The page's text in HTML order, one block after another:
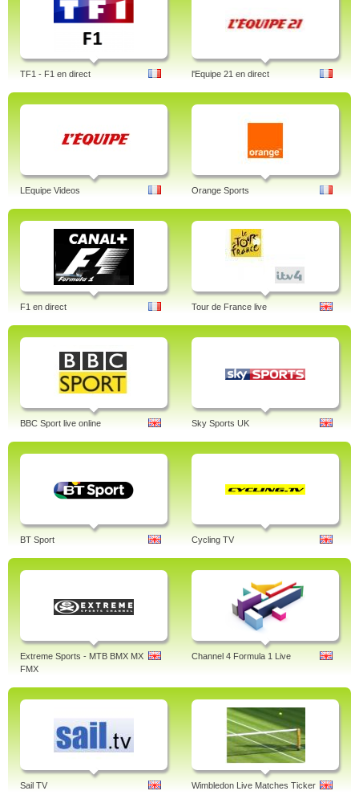
TF1 - F1 en direct l'Equipe 21 en direct
LEquipe Videos Orange Sports
F1 en direct Tour de France live
BBC Sport live online Sky Sports UK
BT Sport Cycling TV
Extreme Sports - MTB BMX MX
FMX
Channel 4 Formula 1 Live
Sail TV Wimbledon Live Matches Ticker